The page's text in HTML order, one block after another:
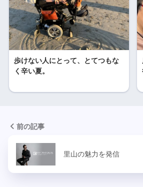
歩けない人にとって、とてつもな
く辛い夏。
前の記事
里山の魅力を発信